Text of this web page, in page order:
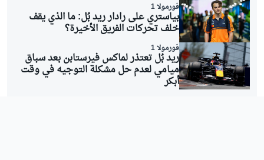
فورمولا 1
بياستري على رادار ريد بُل: ما الذي يقف
خلف تحركات الفريق الأخيرة؟
فورمولا 1
ريد بُل تعتذر لماكس فيرستابن بعد سباق
ميامي لعدم حل مشكلة التوجيه في وقت
أبكر